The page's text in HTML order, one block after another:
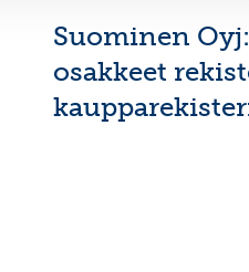
Suominen
osakkeet